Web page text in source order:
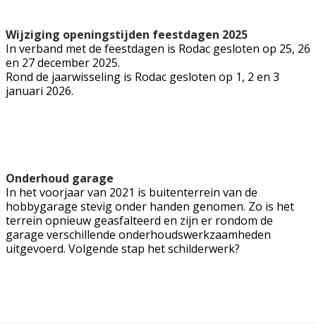
Wijziging openingstijden feestdagen 2025
In verband met de feestdagen is Rodac gesloten op 25, 26
en 27 december 2025.
Rond de jaarwisseling is Rodac gesloten op 1, 2 en 3
januari 2026.
Onderhoud garage
In het voorjaar van 2021 is buitenterrein van de
hobbygarage stevig onder handen genomen. Zo is het
terrein opnieuw geasfalteerd en zijn er rondom de
garage verschillende onderhoudswerkzaamheden
uitgevoerd. Volgende stap het schilderwerk?